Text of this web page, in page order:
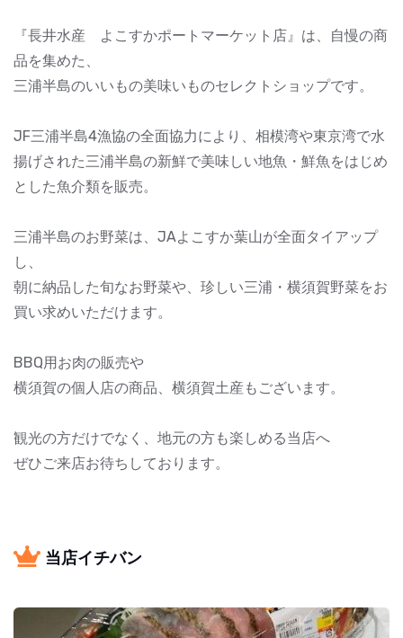
『長井水産 よこすかポートマーケット店』は、自慢の商
品を集めた、
三浦半島のいいもの美味いものセレクトショップです。
JF三浦半島4漁協の全面協力により、相模湾や東京湾で水
揚げされた三浦半島の新鮮で美味しい地魚・鮮魚をはじめ
とした魚介類を販売。
三浦半島のお野菜は、JAよこすか葉山が全面タイアップ
し、
朝に納品した旬なお野菜や、珍しい三浦・横須賀野菜をお
買い求めいただけます。
BBQ用お肉の販売や
横須賀の個人店の商品、横須賀土産もございます。
観光の方だけでなく、地元の方も楽しめる当店へ
ぜひご来店お待ちしております。
当店イチバン